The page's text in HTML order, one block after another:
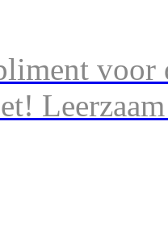
voor